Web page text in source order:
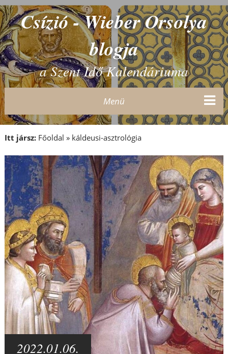
Csízió - Wieber Orsolya
blogja
a Szent Idő Kalendáriuma
Menü
Itt jársz: Főoldal » káldeusi-asztrológia
2022.01.06.